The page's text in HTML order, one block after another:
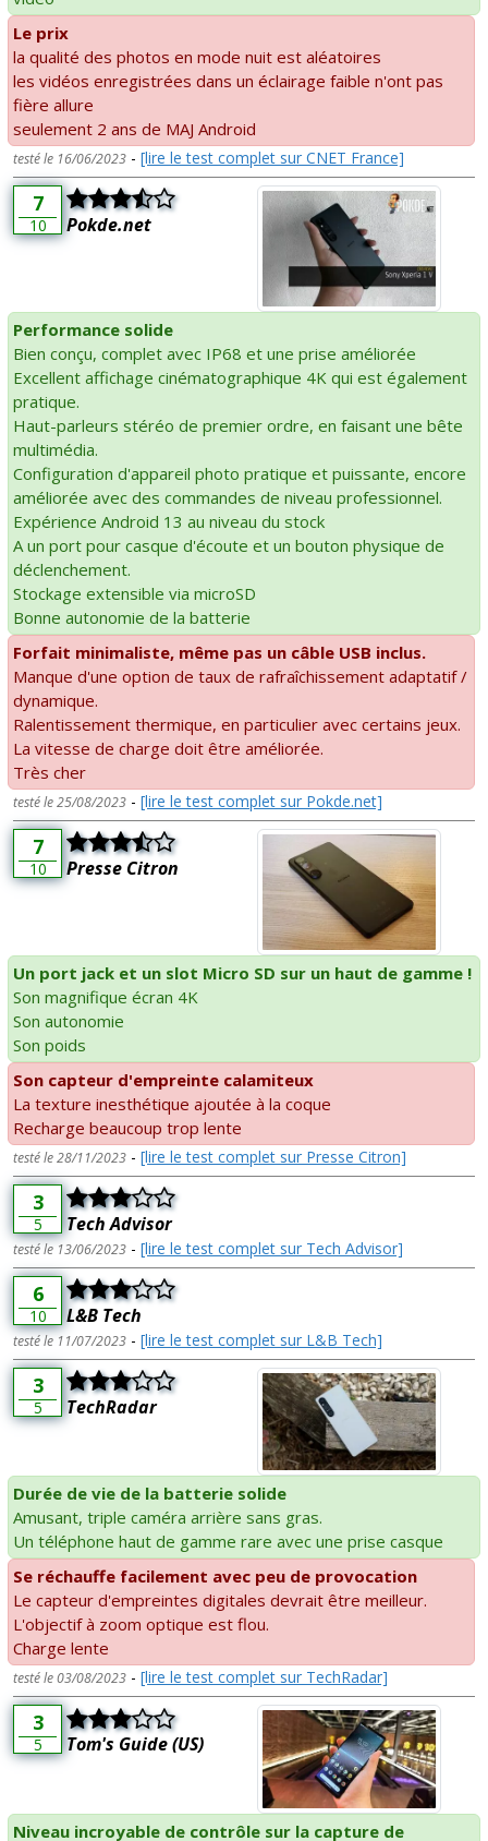
Le prix
la qualité des photos en mode nuit est aléatoires
les vidéos enregistrées dans un éclairage faible n'ont pas
fière allure
seulement 2 ans de MAJ Android
testé le 16/06/2023 - [lire le test complet sur CNET France]
7
10 Pokde.net
Performance solide
Bien conçu, complet avec IP68 et une prise améliorée
Excellent affichage cinématographique 4K qui est également
pratique.
Haut-parleurs stéréo de premier ordre, en faisant une bête
multimédia.
Configuration d'appareil photo pratique et puissante, encore
améliorée avec des commandes de niveau professionnel.
Expérience Android 13 au niveau du stock
A un port pour casque d'écoute et un bouton physique de
déclenchement.
Stockage extensible via microSD
Bonne autonomie de la batterie
Forfait minimaliste, même pas un câble USB inclus.
Manque d'une option de taux de rafraîchissement adaptatif /
dynamique.
Ralentissement thermique, en particulier avec certains jeux.
La vitesse de charge doit être améliorée.
Très cher
testé le 25/08/2023 - [lire le test complet sur Pokde.net]
7
10 Presse Citron
Un port jack et un slot Micro SD sur un haut de gamme !
Son magnifique écran 4K
Son autonomie
Son poids
Son capteur d'empreinte calamiteux
La texture inesthétique ajoutée à la coque
Recharge beaucoup trop lente
testé le 28/11/2023 - [lire le test complet sur Presse Citron]
3
5 Tech Advisor
testé le 13/06/2023 - [lire le test complet sur Tech Advisor]
6
10 L&B Tech
testé le 11/07/2023 - [lire le test complet sur L&B Tech]
3
5 TechRadar
Durée de vie de la batterie solide
Amusant, triple caméra arrière sans gras.
Un téléphone haut de gamme rare avec une prise casque
Se réchauffe facilement avec peu de provocation
Le capteur d'empreintes digitales devrait être meilleur.
L'objectif à zoom optique est flou.
Charge lente
testé le 03/08/2023 - [lire le test complet sur TechRadar]
3
5 Tom's Guide (US)
Niveau incroyable de contrôle sur la capture de